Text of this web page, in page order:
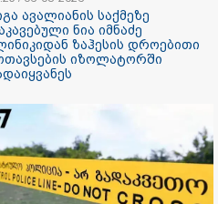
ძნელი
ღამე"
გიგა
დაკავებული
კლინიკიდან
მოთავსების
ავალიანის საქმეზე
ნია იმნაძე
ზაჰესის დროებითი
იზოლატორში